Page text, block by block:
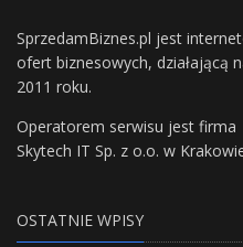
SprzedamBiznes.pl jest
ofert biznesowych, działającą
2011 roku.
Operatorem serwisu jest firma
Skytech IT Sp. z o.o. w
OSTATNIE WPISY